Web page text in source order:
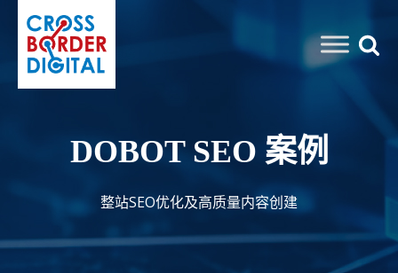
DOBOT SEO 案例
整站SEO优化及高质量内容创建